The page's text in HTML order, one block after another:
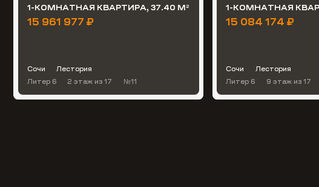
1-КОМНАТНАЯ КВАРТИРА, 37.40 М 2
15 961 977 ₽
Сочи
Лестория
Литер 6
2 этаж из 17 №11
1-КОМНАТНАЯ
15 084 174 ₽
Сочи
Лестория
Литер 6
9 этаж из 17